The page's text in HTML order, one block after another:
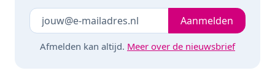
Laat dit veld leeg Je e-mailadresAanmelden
Afmelden kan altijd. Meer over de nieuwsbrief